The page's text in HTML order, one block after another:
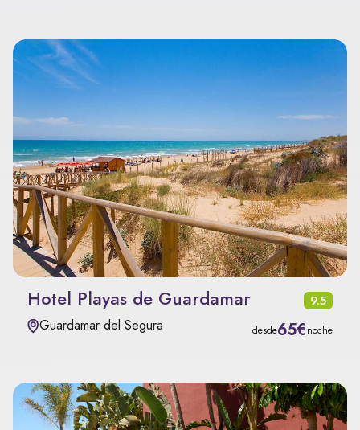
Hotel Playas de Guardamar 9.5
Guardamar del Segura desde65€noche